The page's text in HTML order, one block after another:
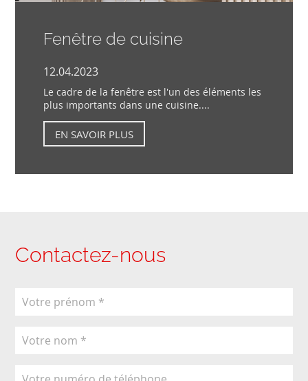
Fenêtre de cuisine
12.04.2023
Le cadre de la fenêtre est l'un des éléments les
plus importants dans une cuisine....
EN SAVOIR PLUS
Contactez-nous